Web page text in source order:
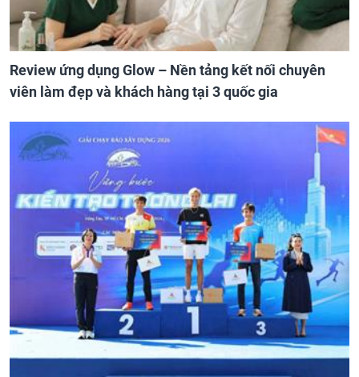
Review ứng dụng Glow – Nền tảng kết nối chuyên
viên làm đẹp và khách hàng tại 3 quốc gia